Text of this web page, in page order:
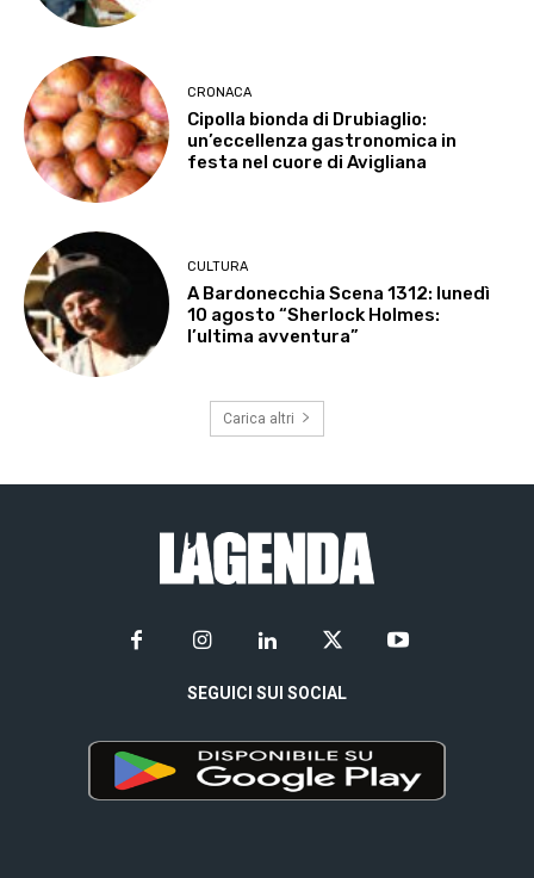
CRONACA
Cipolla bionda di Drubiaglio:
un’eccellenza gastronomica in
festa nel cuore di Avigliana
CULTURA
A Bardonecchia Scena 1312: lunedì
10 agosto “Sherlock Holmes:
l’ultima avventura”
Carica altri
SEGUICI SUI SOCIAL